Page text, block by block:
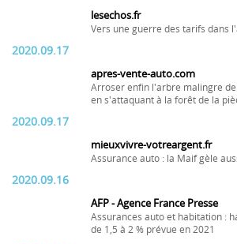
lesechos.fr
Vers une guerre des tarifs dans
2020.09.17
apres-vente-auto.com
Arroser enfin l'arbre malingre
en s'attaquant à la forêt de la
2020.09.17
mieuxvivre-votreargent.fr
Assurance auto : la Maif gèle
2020.09.16
AFP - Agence France Presse
Assurances auto et habitation :
de 1,5 à 2 % prévue en 2021